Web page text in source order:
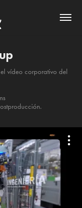
vídeo corporativo del
ROL: Animación / Grafismos / Postproducción.